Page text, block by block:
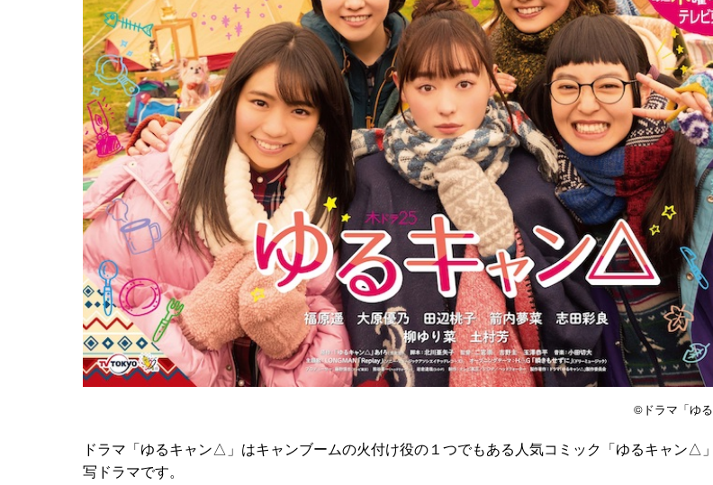
©︎ドラマ「ゆ
ドラマ「ゆるキャン△」はキャンブームの火付け役の１つでもある人気コミック「ゆるキャン△
写ドラマです。